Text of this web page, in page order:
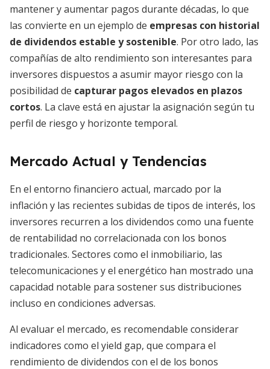
mantener y aumentar pagos durante décadas, lo que
las convierte en un ejemplo de empresas con historial
de dividendos estable y sostenible. Por otro lado, las
compañías de alto rendimiento son interesantes para
inversores dispuestos a asumir mayor riesgo con la
posibilidad de capturar pagos elevados en plazos
cortos. La clave está en ajustar la asignación según tu
perfil de riesgo y horizonte temporal.
Mercado Actual y Tendencias
En el entorno financiero actual, marcado por la
inflación y las recientes subidas de tipos de interés, los
inversores recurren a los dividendos como una fuente
de rentabilidad no correlacionada con los bonos
tradicionales. Sectores como el inmobiliario, las
telecomunicaciones y el energético han mostrado una
capacidad notable para sostener sus distribuciones
incluso en condiciones adversas.
Al evaluar el mercado, es recomendable considerar
indicadores como el yield gap, que compara el
rendimiento de dividendos con el de los bonos